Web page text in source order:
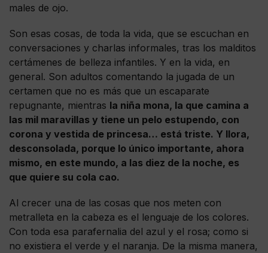
males de ojo.
Son esas cosas, de toda la vida, que se escuchan en
conversaciones y charlas informales, tras los malditos
certámenes de belleza infantiles. Y en la vida, en
general. Son adultos comentando la jugada de un
certamen que no es más que un escaparate
repugnante, mientras la niña mona, la que camina a
las mil maravillas y tiene un pelo estupendo, con
corona y vestida de princesa… está triste. Y llora,
desconsolada, porque lo único importante, ahora
mismo, en este mundo, a las diez de la noche, es
que quiere su cola cao.
Al crecer una de las cosas que nos meten con
metralleta en la cabeza es el lenguaje de los colores.
Con toda esa parafernalia del azul y el rosa; como si
no existiera el verde y el naranja. De la misma manera,